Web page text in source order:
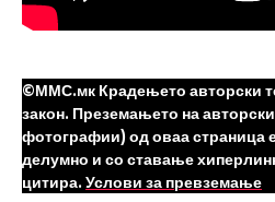
©ММС.мк Крадењето авторски
закон. Преземањето на
фотографии) од оваа страница
делумно и со ставање
цитира. Услови за превземање